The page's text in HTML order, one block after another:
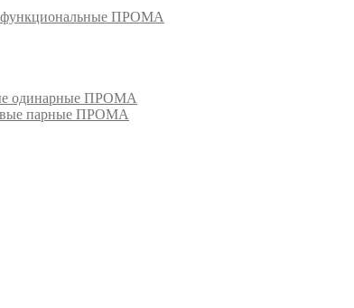
ПРОМА
одинарные ПРОМА
парные ПРОМА